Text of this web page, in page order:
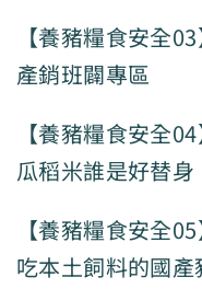
【養豬糧食安全
產銷班闢專區
【養豬糧食安全
瓜稻米誰是好替身
【養豬糧食安全
吃本土飼料的國